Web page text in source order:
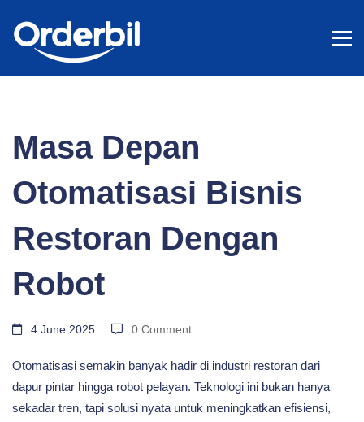
Masa
Depan
Otomatisasi
Bisnis
Restoran
Dengan
Masa Depan
Otomatisasi Bisnis
Restoran Dengan
Robot
4 June 2025 0 Comment
Otomatisasi semakin banyak hadir di industri restoran dari
dapur pintar hingga robot pelayan. Teknologi ini bukan hanya
sekadar tren, tapi solusi nyata untuk meningkatkan efisiensi,